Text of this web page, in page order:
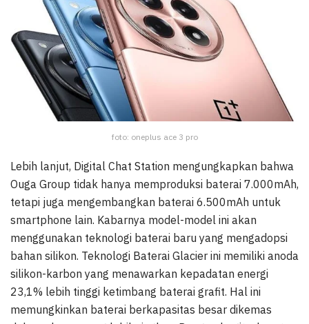
foto: oneplus ace 3 pro
Lebih lanjut, Digital Chat Station mengungkapkan bahwa
Ouga Group tidak hanya memproduksi baterai 7.000mAh,
tetapi juga mengembangkan baterai 6.500mAh untuk
smartphone lain. Kabarnya model-model ini akan
menggunakan teknologi baterai baru yang mengadopsi
bahan silikon. Teknologi Baterai Glacier ini memiliki anoda
silikon-karbon yang menawarkan kepadatan energi
23,1% lebih tinggi ketimbang baterai grafit. Hal ini
memungkinkan baterai berkapasitas besar dikemas